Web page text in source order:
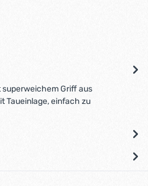
Griff aus
Taueinlage, einfach zu